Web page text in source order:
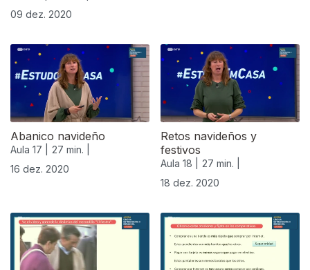
09 dez. 2020
Abanico navideño
Aula 17 |
27 min. |
16 dez. 2020
Retos navideños y
festivos
Aula 18 |
27 min. |
18 dez. 2020